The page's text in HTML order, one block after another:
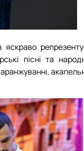
пісні та